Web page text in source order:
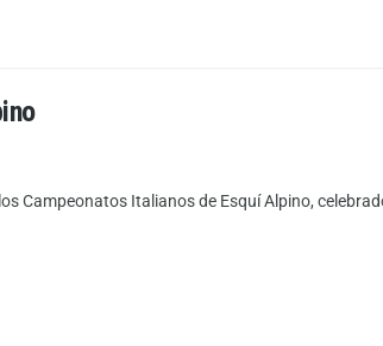
Campeonatos Italianos de Esquí Alpino,